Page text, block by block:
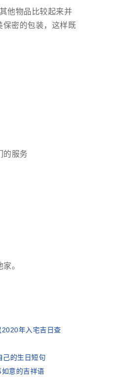
他物品比较起来并
保密的包装，这样既
的服务
。
年入宅吉日查
己的生日短句
意的吉祥语